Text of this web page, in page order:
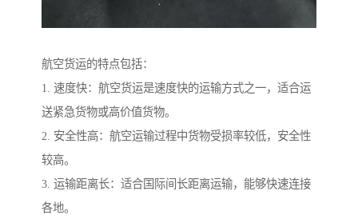
航空货运的特点包括：
1. 速度快：航空货运是速度快的运输方式之一，适合运
送紧急货物或高价值货物。
2. 安全性高：航空运输过程中货物受损率较低，安全性
较高。
3. 运输距离长：适合国际间长距离运输，能够快速连接
各地。